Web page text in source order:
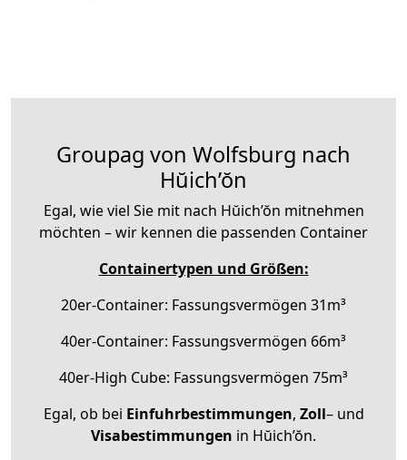
Groupag von Wolfsburg nach
Hŭich’ŏn
Egal, wie viel Sie mit nach Hŭich’ŏn mitnehmen
möchten – wir kennen die passenden Container
Containertypen und Größen:
20er-Container: Fassungsvermögen 31m³
40er-Container: Fassungsvermögen 66m³
40er-High Cube: Fassungsvermögen 75m³
Egal, ob bei Einfuhrbestimmungen, Zoll– und
Visabestimmungen in Hŭich’ŏn.